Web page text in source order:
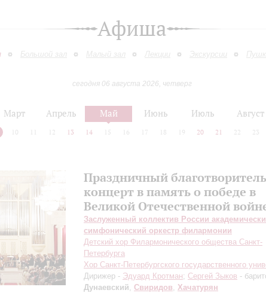
Афиша
Большой зал Малый зал Лекции Экскурсии
сегодня 06 августа 2026, четверг
Март Апрель Май Июнь Июль Август
10 12 13 14 15 16 17 18 19 20 21 22 23
Праздничный
концерт в память о победе в
Великой Отечественной
Заслуженный коллектив России
симфонический оркестр филармонии
Детский хор Филармонического общества Санкт-
Петербурга
Хор Санкт-Петербургского государственного
Дирижер - Эдуард Кротман; Сергей Зыков -
Дунаевский, Свиридов, Хачатурян